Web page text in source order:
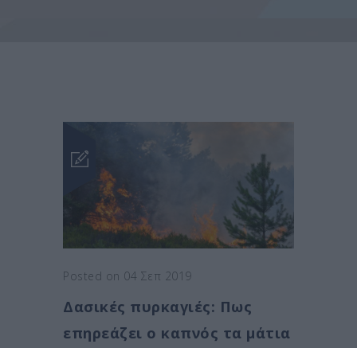
Posted on 04 Σεπ 2019
Δασικές πυρκαγιές: Πως
επηρεάζει ο καπνός τα μάτια